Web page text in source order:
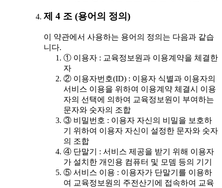
제 4 조 (용어의 정의)
이 약관에서 사용하는 용어의 정의는 다음과 같습
니다.
① 이용자 : 교육정보원과 이용계약을 체결한
자
② 이용자번호(ID) : 이용자 식별과 이용자의
서비스 이용을 위하여 이용계약 체결시 이용
자의 선택에 의하여 교육정보원이 부여하는
문자와 숫자의 조합
③ 비밀번호 : 이용자 자신의 비밀을 보호하
기 위하여 이용자 자신이 설정한 문자와 숫자
의 조합
④ 단말기 : 서비스 제공을 받기 위해 이용자
가 설치한 개인용 컴퓨터 및 모뎀 등의 기기
⑤ 서비스 이용 : 이용자가 단말기를 이용하
여 교육정보원의 주전산기에 접속하여 교육